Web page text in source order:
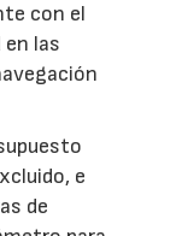
con el
las
e
de